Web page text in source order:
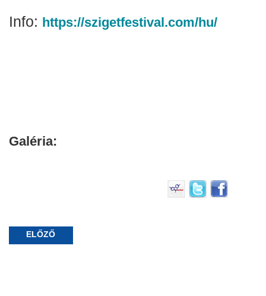
Info: https://szigetfestival.com/hu/
Galéria:
ELŐZŐ